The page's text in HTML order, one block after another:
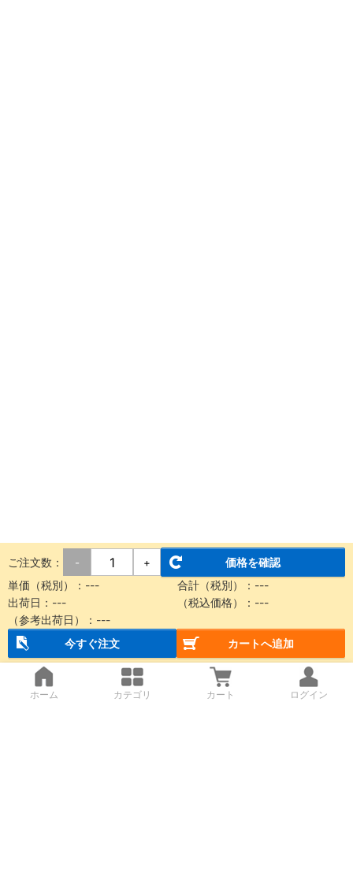
ご注文数： - +
価格を確認
単価（税別）： --- 合計（税別）： ---
出荷日： --- （税込価格）： ---
（参考出荷日）： ---
今すぐ注文
カートへ追加
ホーム カテゴリ カート ログイン